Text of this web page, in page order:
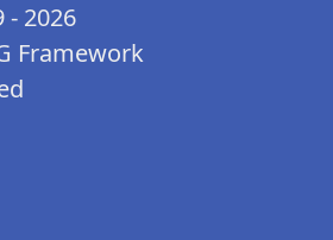
- 2026
Framework